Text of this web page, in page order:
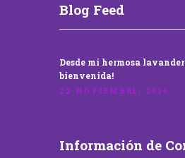
Blog Feed
Desde mi hermosa
bienvenida!
22 NOVIEMBRE, 2016
Información de